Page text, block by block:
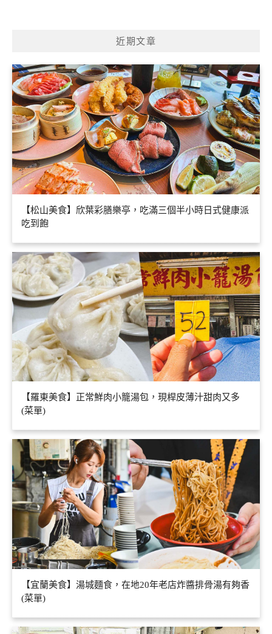
近期文章
【松山美食】欣葉彩膳樂亭，吃滿三個半小時日式健康派
吃到飽
【羅東美食】正常鮮肉小籠湯包，現桿皮薄汁甜肉又多
(菜單)
【宜蘭美食】湯城麵食，在地20年老店炸醬排骨湯有夠香
(菜單)